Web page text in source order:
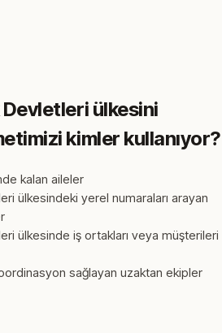
ülkesini
kimler kullanıyor?
kalan aileler
ülkesindeki yerel numaraları arayan
ülkesinde iş ortakları veya müşterileri
sağlayan uzaktan ekipler